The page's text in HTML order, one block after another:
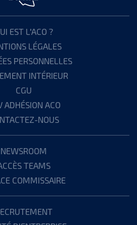
EST L'ACO ?
LÉGALES
PERSONNELLES
INTÉRIEUR
CGU
ADHÉSION ACO
NOUS
NEWSROOM
TEAMS
COMMISSAIRE